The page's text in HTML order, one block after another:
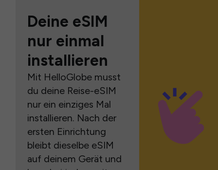
Deine eSIM
nur einmal
installieren
Mit HelloGlobe musst
du deine Reise-eSIM
nur ein einziges Mal
installieren. Nach der
ersten Einrichtung
bleibt dieselbe eSIM
auf deinem Gerät und